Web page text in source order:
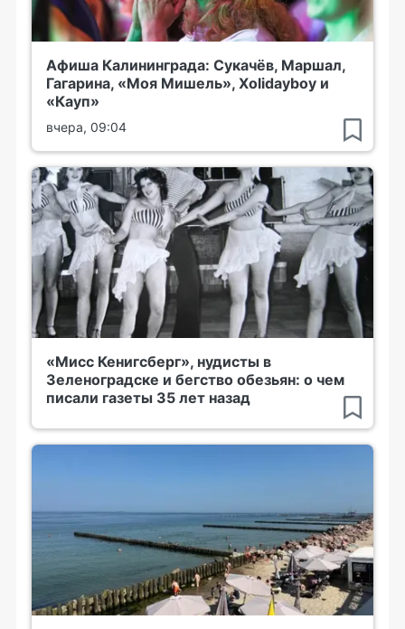
Афиша Калининграда: Сукачёв, Маршал,
Гагарина, «Моя Мишель», Xolidayboy и
«Кауп»
вчера, 09:04
«Мисс Кенигсберг», нудисты в
Зеленоградске и бегство обезьян: о чем
писали газеты 35 лет назад